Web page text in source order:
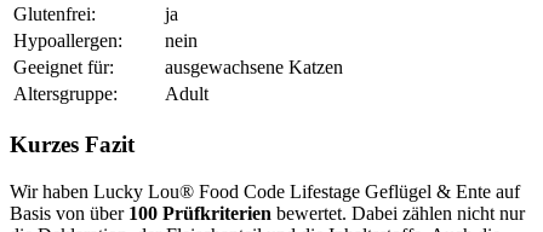
Glutenfrei:
ja
Hypoallergen:
nein
Geeignet für:
ausgewachsene Katzen
Altersgruppe:
Adult
Kurzes Fazit
Wir haben Lucky Lou® Food Code Lifestage Geflügel & Ente auf
Basis von über 100 Prüfkriterien bewertet. Dabei zählen nicht nur